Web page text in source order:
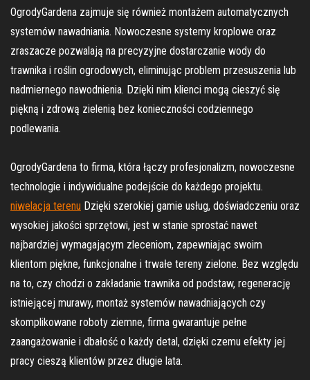
OgrodyGardena zajmuje się również montażem automatycznych
systemów nawadniania. Nowoczesne systemy kroplowe oraz
zraszacze pozwalają na precyzyjne dostarczanie wody do
trawnika i roślin ogrodowych, eliminując problem przesuszenia lub
nadmiernego nawodnienia. Dzięki nim klienci mogą cieszyć się
piękną i zdrową zielenią bez konieczności codziennego
podlewania.
OgrodyGardena to firma, która łączy profesjonalizm, nowoczesne
technologie i indywidualne podejście do każdego projektu.
niwelacja terenu Dzięki szerokiej gamie usług, doświadczeniu oraz
wysokiej jakości sprzętowi, jest w stanie sprostać nawet
najbardziej wymagającym zleceniom, zapewniając swoim
klientom piękne, funkcjonalne i trwałe tereny zielone. Bez względu
na to, czy chodzi o zakładanie trawnika od podstaw, regenerację
istniejącej murawy, montaż systemów nawadniających czy
skomplikowane roboty ziemne, firma gwarantuje pełne
zaangażowanie i dbałość o każdy detal, dzięki czemu efekty jej
pracy cieszą klientów przez długie lata.